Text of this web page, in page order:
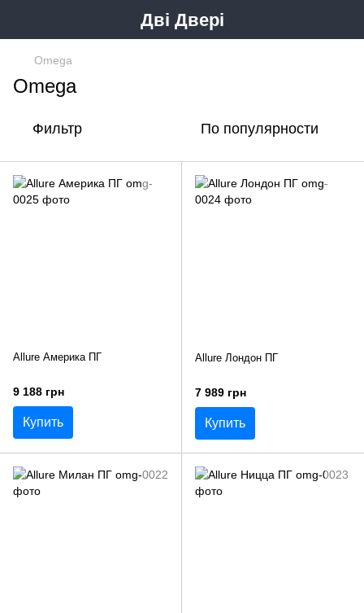
Дві Двері
Omega
Omega
Фильтр По популярности
Allure Америка ПГ
9 188 грн
Купить
Allure Лондон ПГ
7 989 грн
Купить